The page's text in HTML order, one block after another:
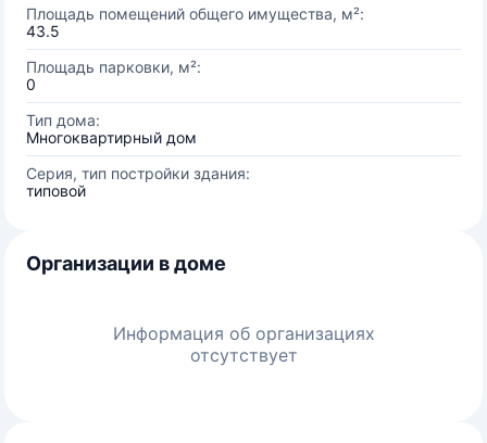
Площадь помещений общего имущества, м²:
43.5
Площадь парковки, м²:
0
Тип дома:
Многоквартирный дом
Серия, тип постройки здания:
типовой
Организации в доме
Информация об организациях
отсутствует